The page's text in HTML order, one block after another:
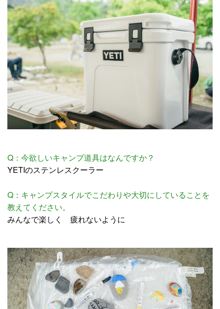
Q：今欲しいキャンプ道具はなんですか？
YETIのステンレスクーラー
Q：キャンプスタイルでこだわりや大切にしていることを
教えてください。
みんなで楽しく 疲れないように